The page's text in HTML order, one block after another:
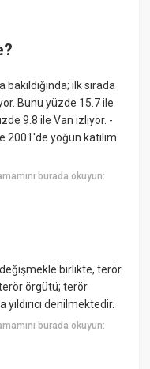
ilk sırada
Bunu yüzde 15.7 ile
9.8 ile Van izliyor. -
2001'de yoğun katılım
burada okuyun:
birlikte, terör
örgütü; terör
denilmektedir.
burada okuyun: